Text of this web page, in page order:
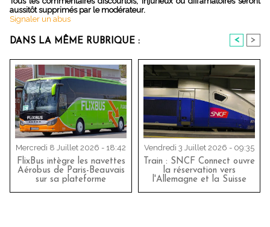
aussitôt supprimés par le modérateur.
Signaler un abus
DANS LA MÊME RUBRIQUE : < >
Mercredi 8 Juillet 2026 - 18:42
FlixBus intègre les navettes
Aérobus de Paris-Beauvais
sur sa plateforme
Vendredi 3 Juillet 2026 - 09:35
Train : SNCF Connect ouvre
la réservation vers
l'Allemagne et la Suisse